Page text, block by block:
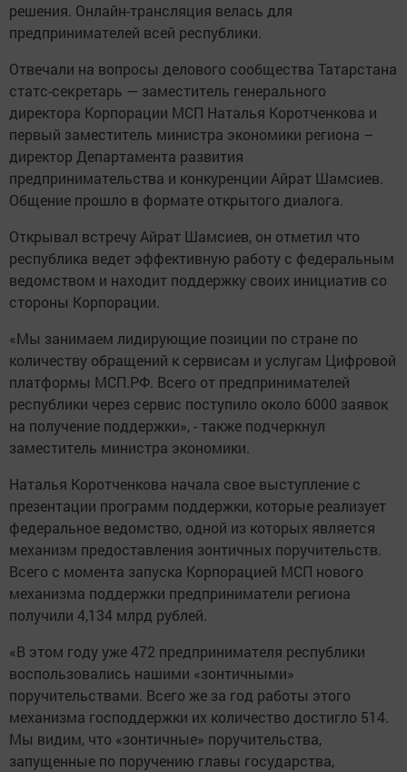
решения. Онлайн-трансляция велась для
предпринимателей всей республики.
Отвечали на вопросы делового сообщества Татарстана
статс-сеĸретарь — заместитель генерального
директора Корпорации МСП Наталья Коротченкова и
первый заместитель министра экономики региона –
директор Департамента развития
предпринимательства и конкуренции Айрат Шамсиев.
Общение прошло в формате открытого диалога.
Открывал встречу Айрат Шамсиев, он отметил что
республика ведет эффективную работу с федеральным
ведомством и находит поддержку своих инициатив со
стороны Корпорации.
«Мы занимаем лидирующие позиции по стране по
количеству обращений к сервисам и услугам Цифровой
платформы МСП.РФ. Всего от предпринимателей
республики через сервис поступило около 6000 заявок
на получение поддержки», - также подчеркнул
заместитель министра экономики.
Наталья Коротченкова начала свое выступление с
презентации программ поддержки, которые реализует
федеральное ведомство, одной из которых является
механизм предоставления зонтичных поручительств.
Всего с момента запуска Корпорацией МСП нового
механизма поддержки предприниматели региона
получили 4,134 млрд рублей.
«В этом году уже 472 предпринимателя республики
воспользовались нашими «зонтичными»
поручительствами. Всего же за год работы этого
механизма господдержки их количество достигло 514.
Мы видим, что «зонтичные» поручительства,
запущенные по поручению главы государства,